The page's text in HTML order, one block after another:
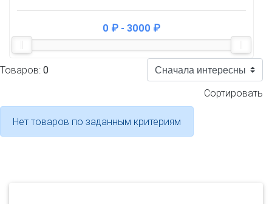
0 ₽ - 3000 ₽
Товаров: 0
Сортировать
Нет товаров по заданным критериям